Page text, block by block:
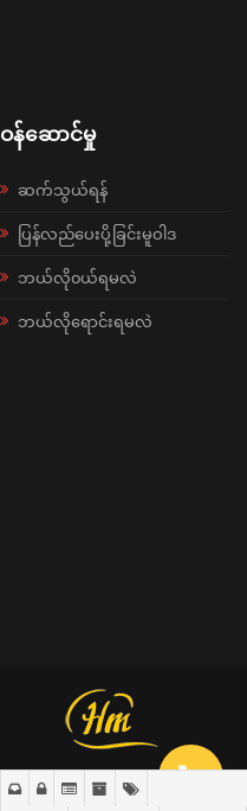
ဝန်ဆောင်မှု
ဆက်သွယ်ရန်
ပြန်လည်ပေးပို့ခြင်းမူဝါဒ
ဘယ်လို၀ယ်ရမလဲ
ဘယ်လိုရောင်းရမလဲ